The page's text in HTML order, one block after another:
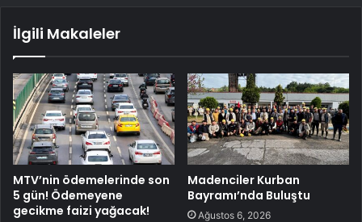
İlgili Makaleler
MTV’nin ödemelerinde son
5 gün! Ödemeyene
gecikme faizi yağacak!
Madenciler Kurban
Bayramı’nda Buluştu
Ağustos 6, 2026